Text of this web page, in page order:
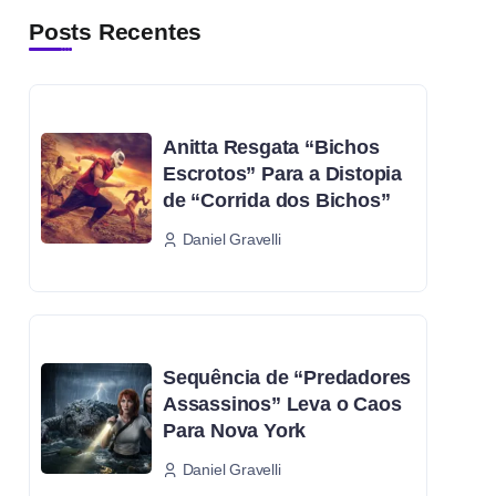
Posts Recentes
Anitta Resgata “Bichos
Escrotos” Para a Distopia
de “Corrida dos Bichos”
Daniel Gravelli
Sequência de “Predadores
Assassinos” Leva o Caos
Para Nova York
Daniel Gravelli